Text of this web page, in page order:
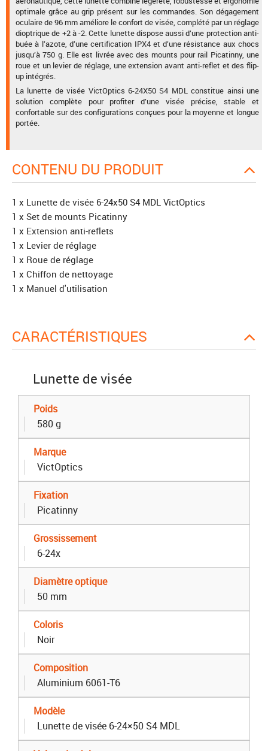
optimale grâce au grip présent sur les commandes. Son dégagement
oculaire de 96 mm améliore le confort de visée, complété par un réglage
dioptrique de +2 à -2. Cette lunette dispose aussi d’une protection anti-
buée à l’azote, d’une certification IPX4 et d’une résistance aux chocs
jusqu’à 750 g. Elle est livrée avec des mounts pour rail Picatinny, une
roue et un levier de réglage, une extension avant anti-reflet et des flip-
up intégrés.
La lunette de visée VictOptics 6-24X50 S4 MDL constitue ainsi une
solution complète pour profiter d’une visée précise, stable et
confortable sur des configurations conçues pour la moyenne et longue
portée.
CONTENU DU PRODUIT
1 x Lunette de visée 6-24x50 S4 MDL VictOptics
1 x Set de mounts Picatinny
1 x Extension anti-reflets
1 x Levier de réglage
1 x Roue de réglage
1 x Chiffon de nettoyage
1 x Manuel d'utilisation
CARACTÉRISTIQUES
Lunette de visée
Poids
580 g
Marque
VictOptics
Fixation
Picatinny
Grossissement
6-24x
Diamètre optique
50 mm
Coloris
Noir
Composition
Aluminium 6061-T6
Modèle
Lunette de visée 6-24×50 S4 MDL